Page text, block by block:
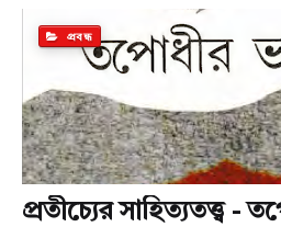
প্রবন্ধ
প্রতীচ্যের সাহিত্যতত্ত্ব -